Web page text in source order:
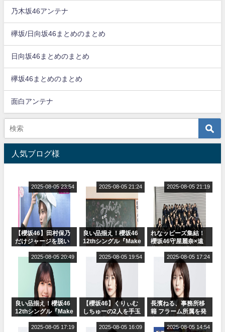
乃木坂46アンテナ
欅坂/日向坂46まとめのまとめ
日向坂46まとめのまとめ
欅坂46まとめのまとめ
面白アンテナ
人気ブログ様
【櫻坂46】田村保乃
だけジャージを脱い
2025-08-05 23:54
良い品揃え！櫻坂46
12thシングル『Make
ャルグッズ絶賛販売
2025-08-05 21:24
れなッピーズ集結！
櫻坂46守屋麗奈×遠
ット！」水曜スタジ
オ出演決定
2025-08-05 21:19
良い品揃え！櫻坂46
12thシングル『Make
ャルグッズ絶賛販売
2025-08-05 20:49
【櫻坂46】くりぃむ
しちゅーの2人を手玉
りぃむナンタラ】
2025-08-05 19:54
長濱ねる、事務所移
籍 フラーム所属を発
2025-08-05 17:24
2025-08-05 17:19 2025-08-05 16:09 2025-08-05 14:54